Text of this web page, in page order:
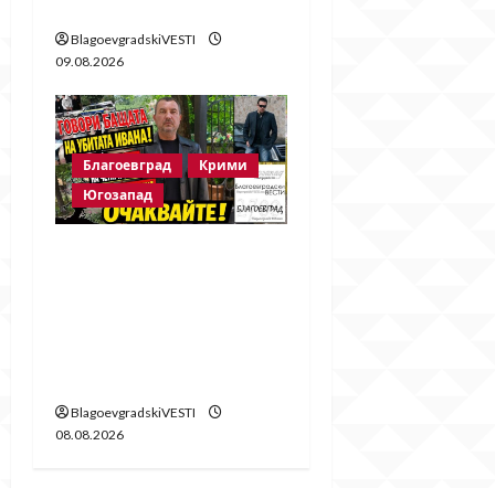
BlagoevgradskiVESTI
09.08.2026
Благоевград
Крими
Югозапад
BlagoevgradskiVESTI
08.08.2026